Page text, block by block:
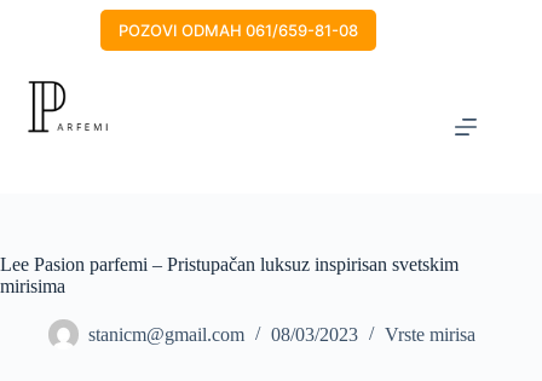
POZOVI ODMAH 061/659-81-08
Lee Pasion parfemi – Pristupačan luksuz inspirisan svetskim
mirisima
stanicm@gmail.com 08/03/2023 Vrste mirisa